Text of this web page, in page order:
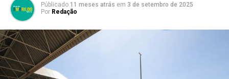
Públicado 11 meses atrás em 3 de setembro de 2025
Por Redação